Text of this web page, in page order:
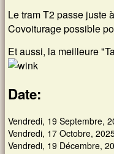
Le tram T2 passe juste
Covoiturage possible
Et aussi, la meilleure
Date:
Vendredi, 19 Septembre,
Vendredi, 17 Octobre,
Vendredi, 19 Décembre,